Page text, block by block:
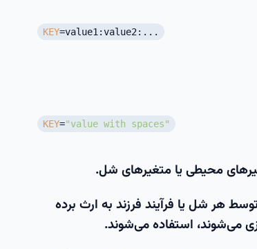
KEY=value1:value2:...
KEY="value with spaces"
محیطی یا متغیرهای شل.
هر شل یا فرآیند فرزند به ارث برده
می‌شوند، استفاده می‌شوند.